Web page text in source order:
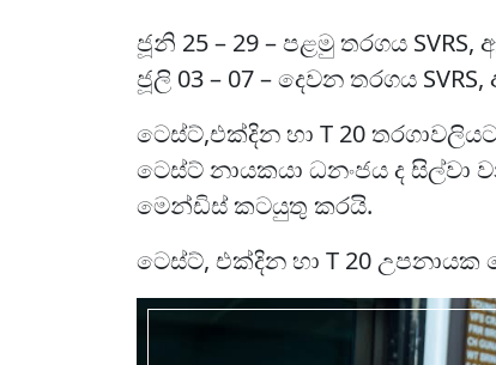
ජූනි 25 – 29 – පළමු තරගය SVRS,
ජූලි 03 – 07 – දෙවන තරගය
ටෙස්ට්,එක්දින හා T 20
ටෙස්ට් නායකයා ධනංජය ද සිල්වා
මෙන්ඩිස් කටයුතු කරයි.
ටෙස්ට්, එක්දින හා T 20